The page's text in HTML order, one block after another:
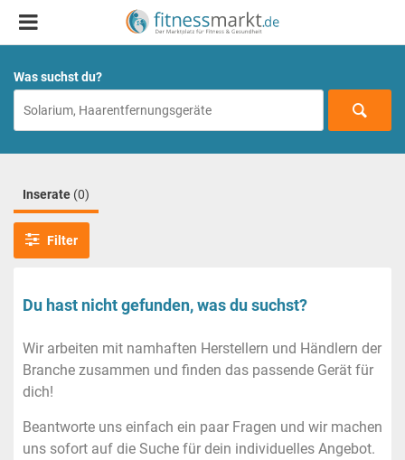
Was suchst du?
Inserate (0)
Filter
Du hast nicht gefunden, was du suchst?
Wir arbeiten mit namhaften Herstellern und Händlern der
Branche zusammen und finden das passende Gerät für
dich!
Beantworte uns einfach ein paar Fragen und wir machen
uns sofort auf die Suche für dein individuelles Angebot.